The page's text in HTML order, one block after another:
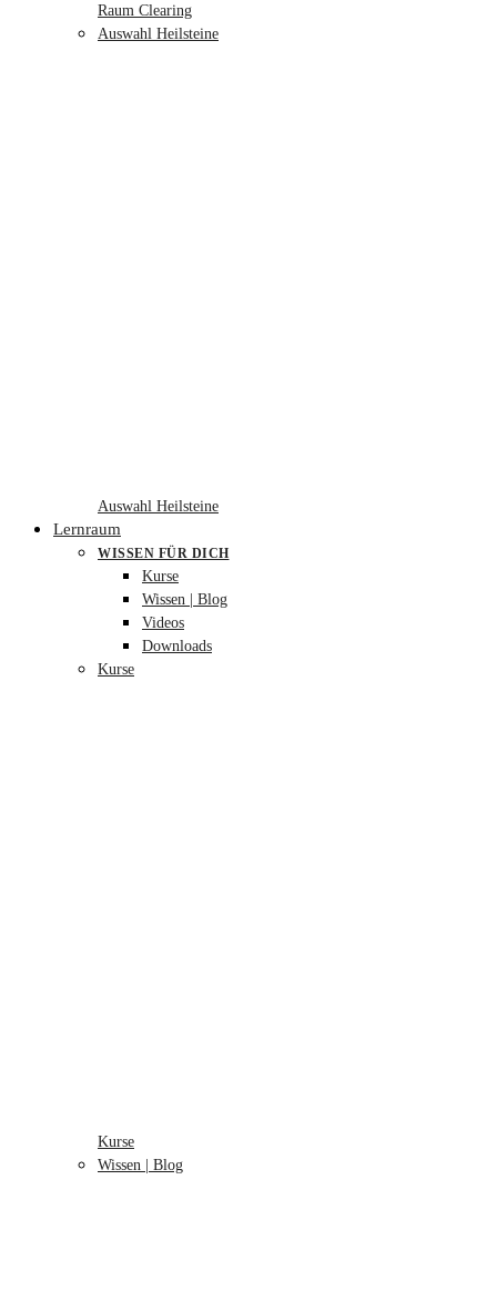
Raum Clearing
Auswahl Heilsteine
Auswahl Heilsteine
Lernraum
WISSEN FÜR DICH
Kurse
Wissen | Blog
Videos
Downloads
Kurse
Kurse
Wissen | Blog